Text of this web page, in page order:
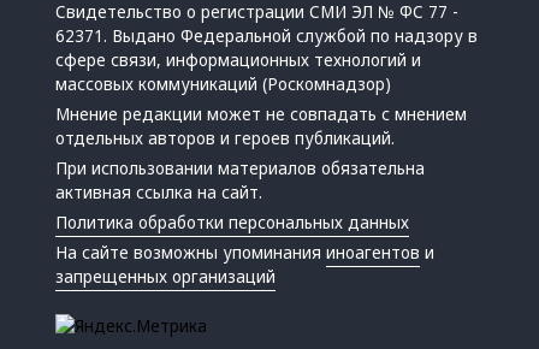
Свидетельство о регистрации СМИ ЭЛ № ФС 77 -
62371. Выдано Федеральной службой по надзору в
сфере связи, информационных технологий и
массовых коммуникаций (Роскомнадзор)
Мнение редакции может не совпадать с мнением
отдельных авторов и героев публикаций.
При использовании материалов обязательна
активная ссылка на сайт.
Политика обработки персональных данных
На сайте возможны упоминанияиноагентов и
запрещенных организаций